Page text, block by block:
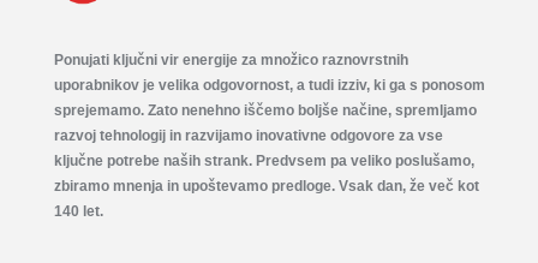
Ponujati ključni vir energije za množico raznovrstnih
uporabnikov je velika odgovornost, a tudi izziv, ki ga s ponosom
sprejemamo. Zato nenehno iščemo boljše načine, spremljamo
razvoj tehnologij in razvijamo inovativne odgovore za vse
ključne potrebe naših strank. Predvsem pa veliko poslušamo,
zbiramo mnenja in upoštevamo predloge. Vsak dan, že več kot
140 let.